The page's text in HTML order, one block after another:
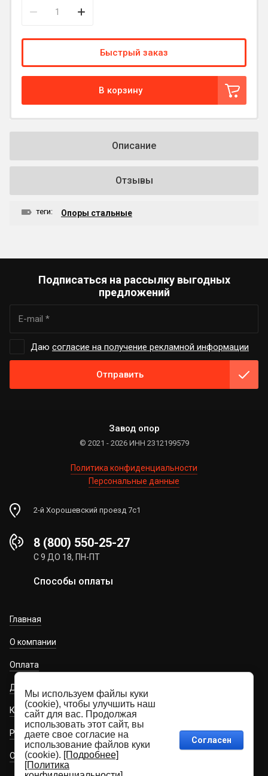
В корзину
Быстрый заказ
Описание
Отзывы
теги: Опоры стальные
Подписаться на рассылку выгодных
предложений
Даю согласие на получение рекламной информации
Отправить
Завод опор
© 2021 - 2026 ИНН 2312199579
Политика конфиденциальности
Персональные данные
2-й Хорошевский проезд 7с1
8 (800) 550-25-27
С 9 ДО 18, ПН-ПТ
Способы оплаты
Главная
О компании
Оплата
Доставка
Контакты
Регистрация проекта для проектировщиков
Обязательная маркировка
Мы используем файлы куки
(cookie), чтобы улучшить наш
сайт для вас. Продолжая
использовать этот сайт, вы
даете свое согласие на
использование файлов куки
(cookie). [Подробнее]
[Политика
Согласен